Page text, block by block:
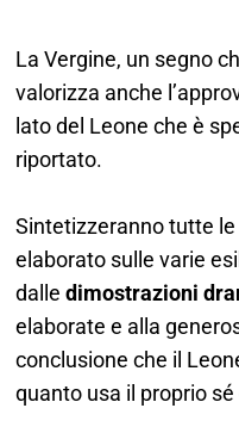
La Vergine, un segno
valorizza anche
lato del Leone che è
riportato.
Sintetizzeranno tutte
elaborato sulle varie
dalledimostrazioni
elaborate e alla
conclusione che il
quanto usa il proprio